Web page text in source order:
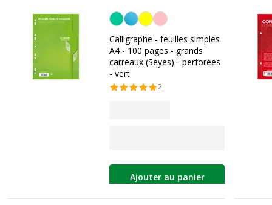
Vert
Calligraphe - feuilles simples
A4 - 100 pages - grands
carreaux (Seyes) - perforées
- vert
2
Ajouter au panier